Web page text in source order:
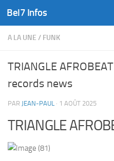
Skip to content
Bel7 Infos
A LA UNE / FUNK
TRIANGLE
records news
PAR JEAN-PAUL · 1 AOÛT 2025
TRIANGLE